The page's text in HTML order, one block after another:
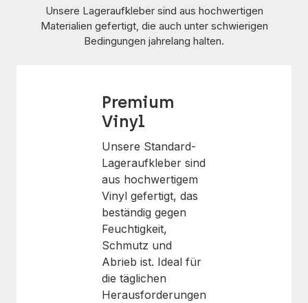
Unsere Lageraufkleber sind aus hochwertigen
Materialien gefertigt, die auch unter schwierigen
Bedingungen jahrelang halten.
Premium
Vinyl
Unsere Standard-
Lageraufkleber sind
aus hochwertigem
Vinyl gefertigt, das
beständig gegen
Feuchtigkeit,
Schmutz und
Abrieb ist. Ideal für
die täglichen
Herausforderungen